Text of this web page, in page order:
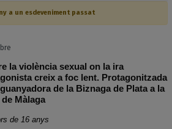
a un esdeveniment passat
la violència sexual on la ira
creix a foc lent. Protagonitzada
de la Biznaga de Plata a la
Màlaga
de 16 anys